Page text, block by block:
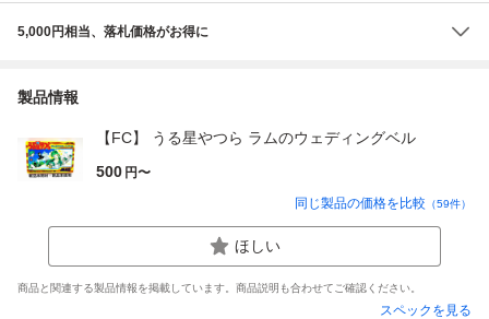
5,000円相当、落札価格がお得に
製品情報
【FC】 うる星やつら ラムのウェディングベル
500 円〜
同じ製品の価格を比較 （59件）
ほしい
商品と関連する製品情報を掲載しています。商品説明も合わせてご確認ください。
スペックを見る